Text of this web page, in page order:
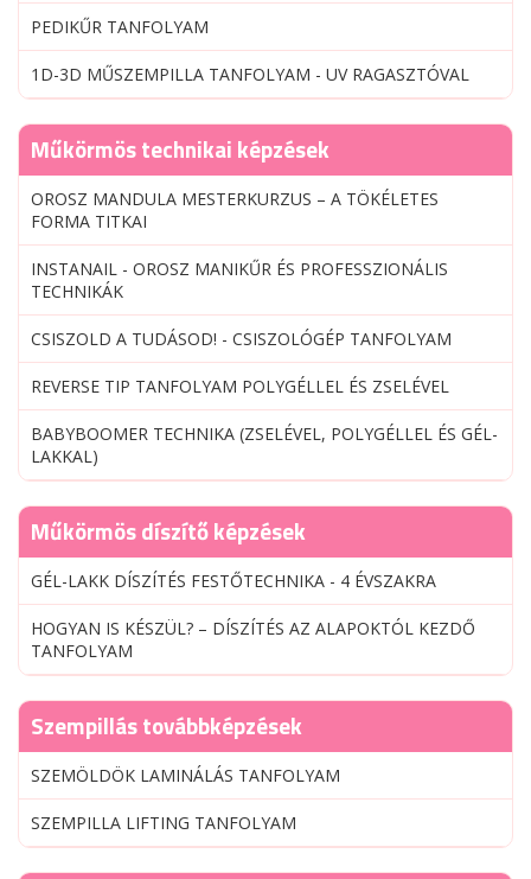
PEDIKŰR TANFOLYAM
1D-3D MŰSZEMPILLA TANFOLYAM - UV RAGASZTÓVAL
Műkörmös technikai képzések
OROSZ MANDULA MESTERKURZUS – A TÖKÉLETES
FORMA TITKAI
INSTANAIL - OROSZ MANIKŰR ÉS PROFESSZIONÁLIS
TECHNIKÁK
CSISZOLD A TUDÁSOD! - CSISZOLÓGÉP TANFOLYAM
REVERSE TIP TANFOLYAM POLYGÉLLEL ÉS ZSELÉVEL
BABYBOOMER TECHNIKA (ZSELÉVEL, POLYGÉLLEL ÉS GÉL-
LAKKAL)
Műkörmös díszítő képzések
GÉL-LAKK DÍSZÍTÉS FESTŐTECHNIKA - 4 ÉVSZAKRA
HOGYAN IS KÉSZÜL? – DÍSZÍTÉS AZ ALAPOKTÓL KEZDŐ
TANFOLYAM
Szempillás továbbképzések
SZEMÖLDÖK LAMINÁLÁS TANFOLYAM
SZEMPILLA LIFTING TANFOLYAM